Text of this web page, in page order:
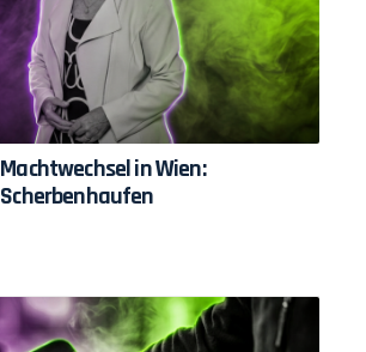
Machtwechsel in Wien:
Scherbenhaufen